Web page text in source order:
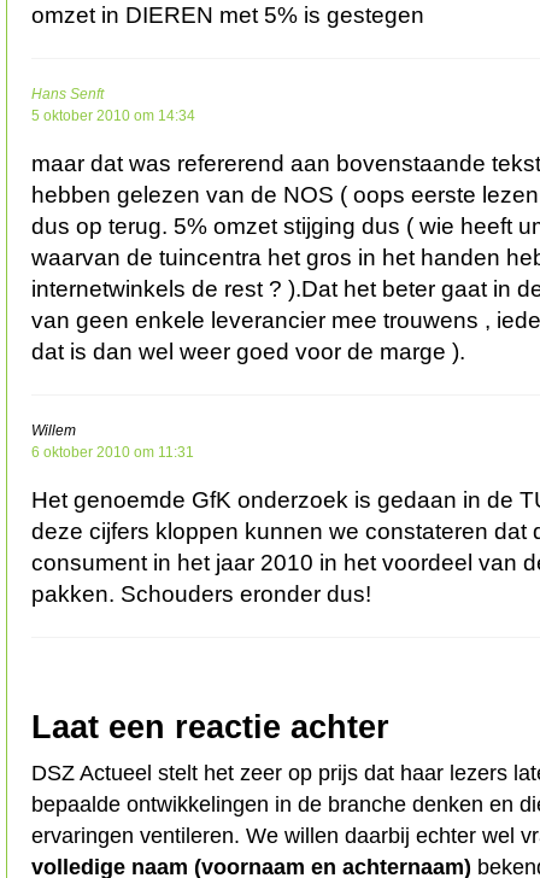
omzet in DIEREN met 5% is gestegen
Hans Senft
5 oktober 2010 om 14:34
maar dat was refererend aan bovenstaande
hebben gelezen van de NOS ( oops eerste
dus op terug. 5% omzet stijging dus ( wie heeft
waarvan de tuincentra het gros in het handen
internetwinkels de rest ? ).Dat het beter gaat in
van geen enkele leverancier mee trouwens ,
dat is dan wel weer goed voor de marge ).
Willem
6 oktober 2010 om 11:31
Het genoemde GfK onderzoek is gedaan in de
deze cijfers kloppen kunnen we constateren dat
consument in het jaar 2010 in het voordeel van
pakken. Schouders eronder dus!
Laat een reactie achter
DSZ Actueel stelt het zeer op prijs dat haar lezers
bepaalde ontwikkelingen in de branche denken en
ervaringen ventileren. We willen daarbij echter wel
volledige naam (voornaam en achternaam)